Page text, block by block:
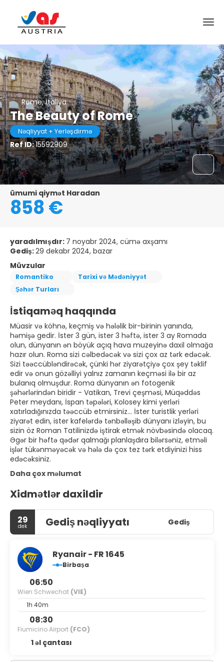
Rome, İtaliya
The Beauty of Rome
Nəqliyyat + Yerləşdirmə
Ref ID:15592909
ümumi qiymət Haradan
858 €
yaradılmışdır: 7 noyabr 2024, cümə axşamı
Gediş:29 dekabr 2024, bazar
Müvzular
Romantiko
Tarixi və Mədəniyyət
Şəhər Turları
İstiqaməq haqqında
Müasir və köhnə, keçmiş və hələlik bir-birinin yanında,
həmişə gedir. İster 3 gün, ister 3 həftə, ister 3 ay Romada
olun, dünyanın ən böyük açıq hava muzeyinə daxil olmağa
hazır olun. Roma sizi cəlbedəcək və sizi çox az tərk edəcək.
Sizi təəccübləndirəcək, çünki hər ziyarətçiyə çox şey təklif
edir və onun gözəlliyi yalnız zamanın keçməsi ilə bir az
bulanıq olmuşdur. Roma dünyanın ən fotogenik
şəhərlərindən biridir - Vatikan, Trevi çeşməsi, Müqəddəs
Peter meydanı, İspan təpələri, Kolosey kimi yerləri
xatırladığınızda təəccüb etmirsiniz... İster turistlik yerləri
ziyarət edin, ister kafelərdə tənbəlləşib dünyanı izləyin, bu
sizin öz Roman Tatilinizdə iştirak etmək növbəsində olacaq.
Əgər bir həftə qədər qalmağı planlaşdıra bilərsəniz, etməli
işlər tükənməyəcək və hələ də çox tez tərk etdiyinizi hiss
edəcəksiniz.
Daha çox məlumat
Xidmətlər daxildir
29
dek Gediş nəqliyyatı Gediş
Ryanair - FR 1645
Birbaşa
06:50
Wien Schwechat (VIE)
1h 40m
08:30
Fiumicino Airport (FCO)
1 əl çantası